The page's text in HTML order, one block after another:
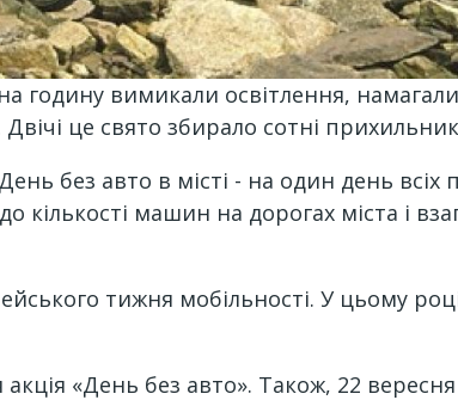
годину вимикали освітлення,
це свято збирало сотні
без авто в місті - на один день всіх
кількості машин на дорогах міста і
тижня мобільності. У цьому
акція «День без авто». Також, 22